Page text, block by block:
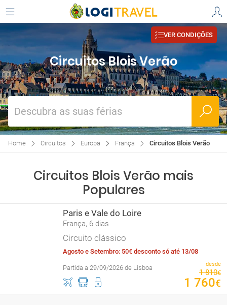
VER CONDIÇÕES
Circuitos Blois Verão
Descubra as suas férias
Home Circuitos Europa França Circuitos Blois Verão
Circuitos Blois Verão mais
Populares
Paris e Vale do Loire
França, 6 dias
Circuito clássico
Agosto e Setembro: 50€ desconto só até 13/08
Partida a 29/09/2026 de Lisboa desde
1 810€
1 760€